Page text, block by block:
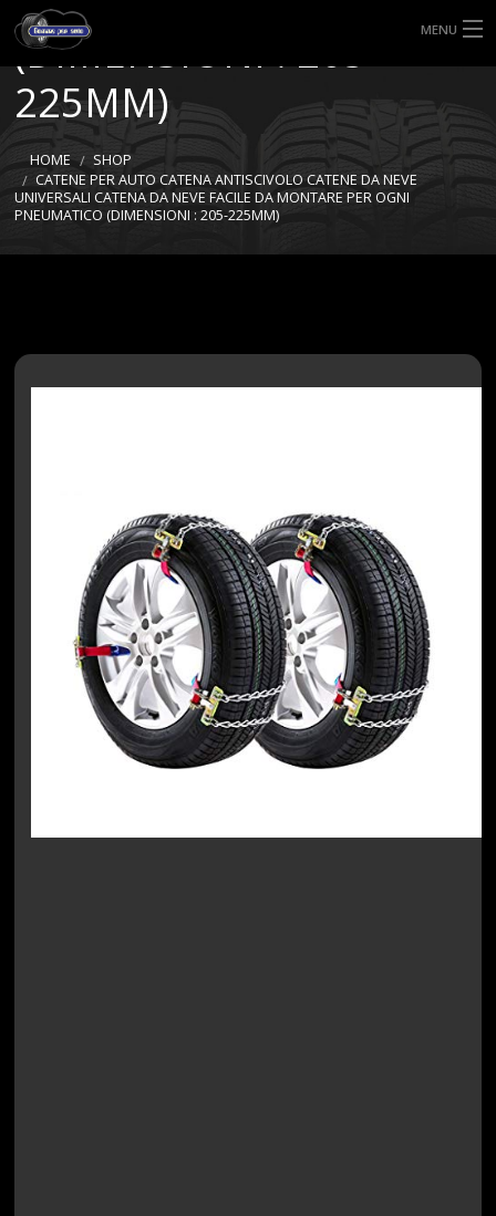
MENU
HOME
TIPI DI GOMME
MISURE GOMME
(DIMENSIONI : 205-
225MM)
HOME
SHOP
CATENE PER AUTO CATENA ANTISCIVOLO CATENE DA NEVE
UNIVERSALI CATENA DA NEVE FACILE DA MONTARE PER OGNI
PNEUMATICO (DIMENSIONI : 205-225MM)